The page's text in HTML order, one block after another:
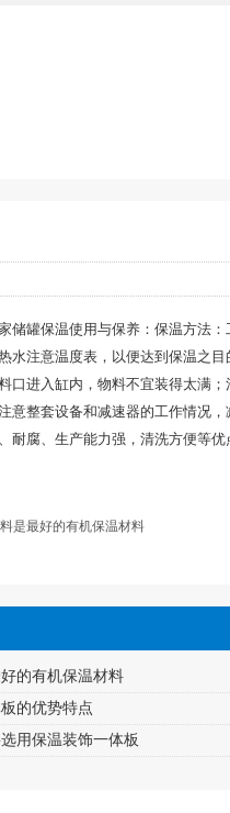
储罐保温使用与保养：保温方法
水注意温度表，以便达到保温之
口进入缸内，物料不宜装得太满
意整套设备和减速器的工作情况
耐腐、生产能力强，清洗方便等
是最好的有机保温材料
的有机保温材料
的优势特点
用保温装饰一体板